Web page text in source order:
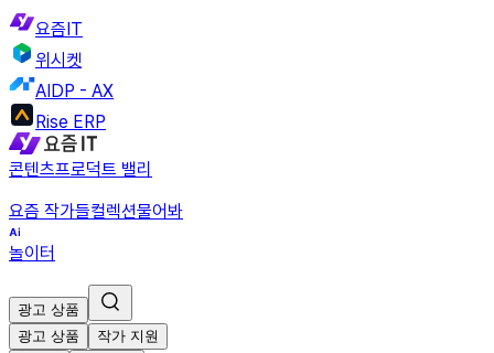
요즘IT
위시켓
AIDP - AX
Rise ERP
콘텐츠프로덕트 밸리
요즘 작가들컬렉션물어봐
놀이터
광고 상품
광고 상품
작가 지원